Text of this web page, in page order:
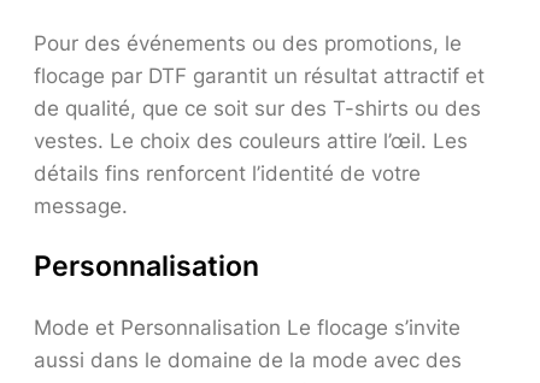
Pour des événements ou des promotions, le
flocage par DTF garantit un résultat attractif et
de qualité, que ce soit sur des T-shirts ou des
vestes. Le choix des couleurs attire l’œil. Les
détails fins renforcent l’identité de votre
message.
Personnalisation
Mode et Personnalisation Le flocage s’invite
aussi dans le domaine de la mode avec des